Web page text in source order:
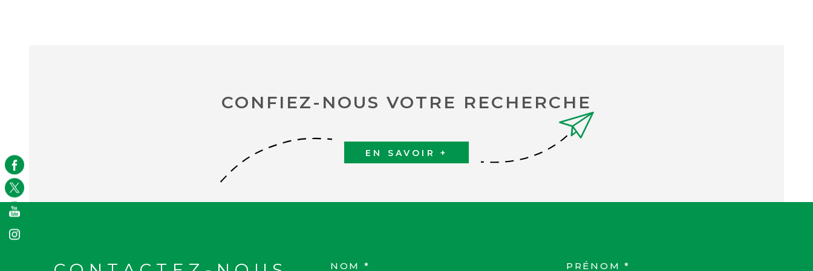
CONFIEZ-NOUS VOTRE RECHERCHE
EN SAVOIR +
NOM * PRÉNOM *